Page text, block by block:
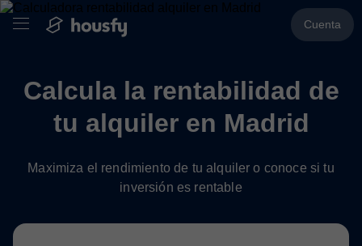
Cuenta
Calcula la rentabilidad de
tu alquiler en Madrid
Maximiza el rendimiento de tu alquiler o conoce si tu
inversión es rentable